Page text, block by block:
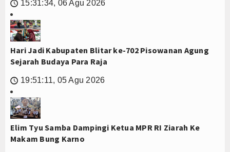
🕔 15:31:34, 06 Agu 2026
Hari Jadi Kabupaten Blitar ke-702 Pisowanan Agung
Sejarah Budaya Para Raja
🕔 19:51:11, 05 Agu 2026
Elim Tyu Samba Dampingi Ketua MPR RI Ziarah Ke
Makam Bung Karno